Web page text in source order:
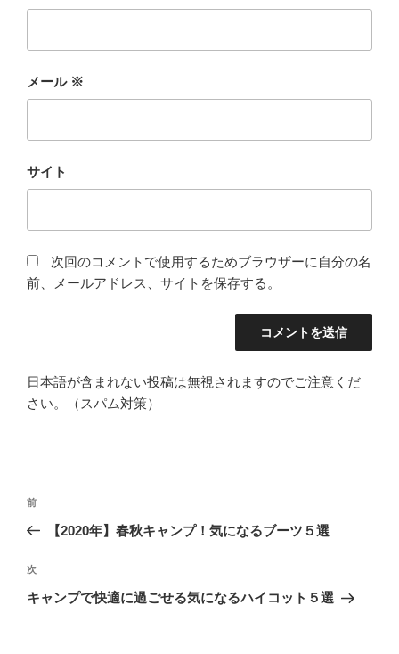
メール ※
サイト
次回のコメントで使用するためブラウザーに自分の名
前、メールアドレス、サイトを保存する。
日本語が含まれない投稿は無視されますのでご注意くだ
さい。（スパム対策）
投
ナ
ビ
ゲ
前
の
稿
前
【2020年】春秋キャンプ！気になるブーツ５選
次
の
次
キャンプで快適に過ごせる気になるハイコット５選